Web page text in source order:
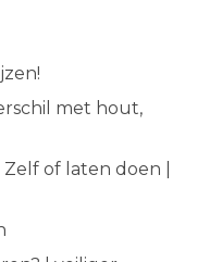
met hout,
of laten doen |